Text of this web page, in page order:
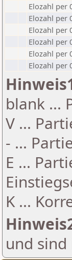
Elozahl per
Elozahl per
Elozahl per
Elozahl per
Elozahl per
Elozahl per
blank ...
V ...
- ...
E ...
K ...
und